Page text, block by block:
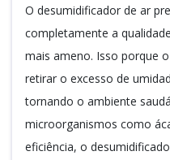
O desumidificador de ar
completamente a
mais ameno. Isso porque
retirar o excesso de
tornando o ambiente
microorganismos como
eficiência, o